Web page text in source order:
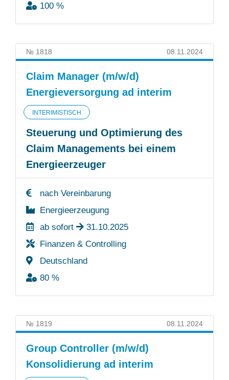
100 %
№ 1818 08.11.2024
Claim Manager (m/w/d)
Energieversorgung ad interim
INTERIMISTISCH
Steuerung und Optimierung des
Claim Managements bei einem
Energieerzeuger
nach Vereinbarung
Energieerzeugung
ab sofort
31.10.2025
Finanzen & Controlling
Deutschland
80 %
№ 1819 08.11.2024
Group Controller (m/w/d)
Konsolidierung ad interim